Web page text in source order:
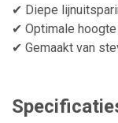
✔ Diepe
✔ Optimale
✔ Gemaakt van